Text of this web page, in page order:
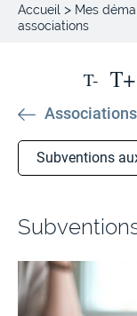
Accueil > Mes
associations
Associations
Subventions
Aide à
Les
Annuaire des